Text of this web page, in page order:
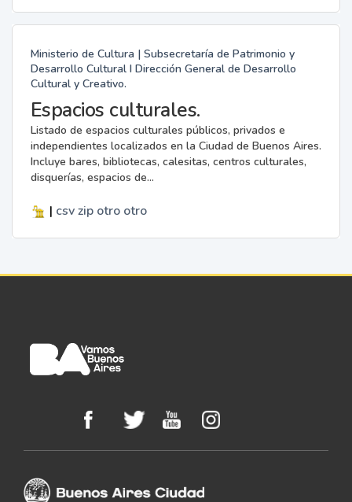
Ministerio de Cultura | Subsecretaría de Patrimonio y
Desarrollo Cultural I Dirección General de Desarrollo
Cultural y Creativo.
Espacios culturales.
Listado de espacios culturales públicos, privados e
independientes localizados en la Ciudad de Buenos Aires.
Incluye bares, bibliotecas, calesitas, centros culturales,
disquerías, espacios de...
| csv zip otro otro